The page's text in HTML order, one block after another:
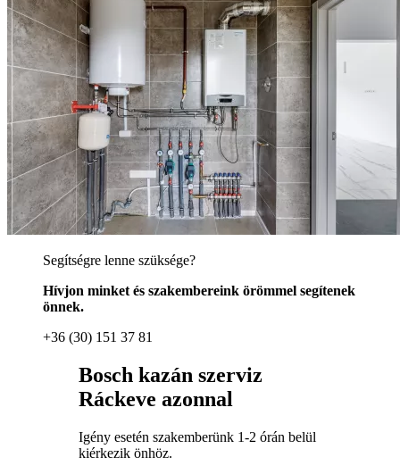
Segítségre lenne szüksége?
Hívjon minket és szakembereink örömmel segítenek
önnek.
+36 (30) 151 37 81
Bosch kazán szerviz
Ráckeve azonnal
Igény esetén szakemberünk 1-2 órán belül
kiérkezik önhöz.